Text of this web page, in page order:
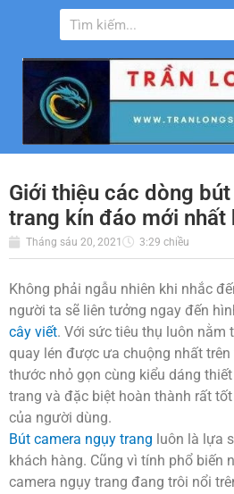
Giới thiệu các dòng
trang kín đáo mới nhất
Tháng sáu 20, 2021 3:29 chiều
Không phải ngẫu nhiên khi nhắc
người ta sẽ liên tưởng ngay đến
cây viết. Với sức tiêu thụ luôn nằm
quay lén được ưa chuộng nhất
thước nhỏ gọn cùng kiểu dáng
trang và đặc biệt hoàn thành rất
của người dùng.
Bút camera ngụy trang luôn là lựa
khách hàng. Cũng vì tính phổ biến
camera ngụy trang đang trôi nổi